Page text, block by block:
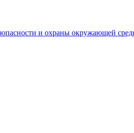
и охраны окружающей